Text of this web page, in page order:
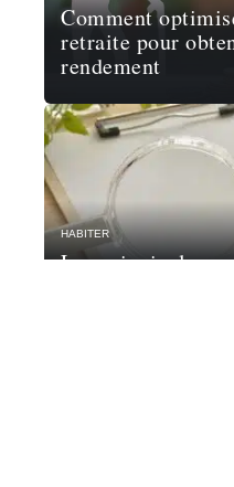
Comment
retraite pour
rendement
HABITER
Les principales